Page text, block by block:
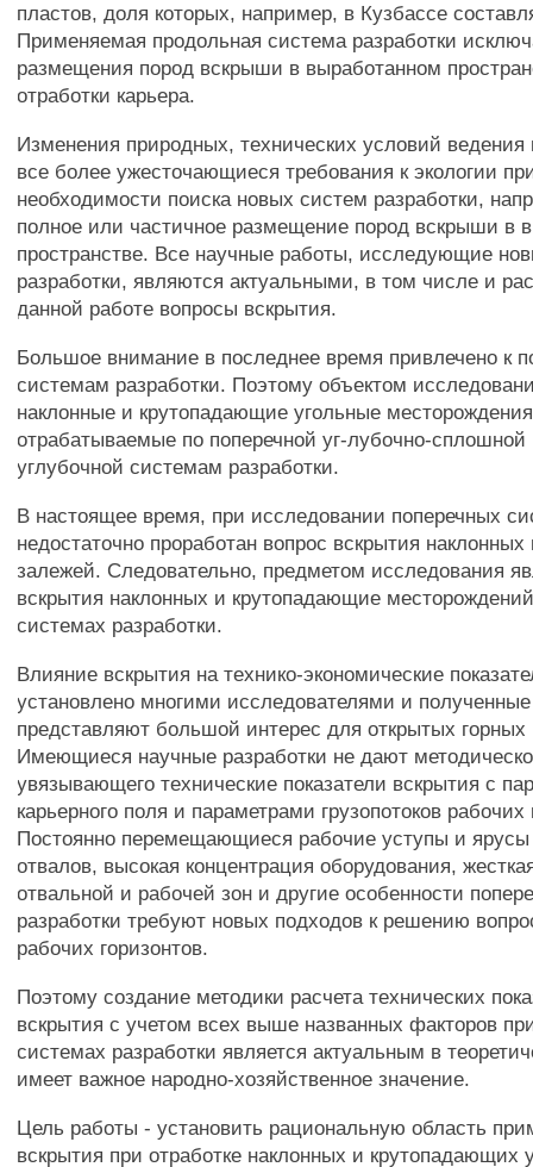
пластов, доля которых, например, в Кузбассе
Применяемая продольная система разработки
размещения пород вскрыши в выработанном
отработки карьера.
Изменения природных, технических условий ведения
все более ужесточающиеся требования к экологии
необходимости поиска новых систем разработки,
полное или частичное размещение пород вскрыши в
пространстве. Все научные работы, исследующие
разработки, являются актуальными, в том числе и
данной работе вопросы вскрытия.
Большое внимание в последнее время привлечено к
системам разработки. Поэтому объектом
наклонные и крутопадающие угольные
отрабатываемые по поперечной уг-лубочно-сплошной
углубочной системам разработки.
В настоящее время, при исследовании поперечных
недостаточно проработан вопрос вскрытия наклонных
залежей. Следовательно, предметом исследования
вскрытия наклонных и крутопадающие
системах разработки.
Влияние вскрытия на технико-экономические
установлено многими исследователями и
представляют большой интерес для открытых горных
Имеющиеся научные разработки не дают
увязывающего технические показатели вскрытия с
карьерного поля и параметрами грузопотоков рабочих
Постоянно перемещающиеся рабочие уступы и ярусы
отвалов, высокая концентрация оборудования,
отвальной и рабочей зон и другие особенности
разработки требуют новых подходов к решению
рабочих горизонтов.
Поэтому создание методики расчета технических
вскрытия с учетом всех выше названных факторов
системах разработки является актуальным в
имеет важное народно-хозяйственное значение.
Цель работы - установить рациональную область
вскрытия при отработке наклонных и крутопадающих